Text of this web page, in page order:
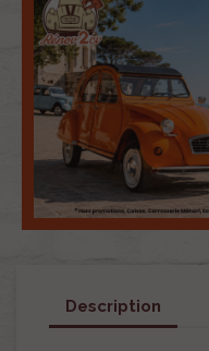
Description